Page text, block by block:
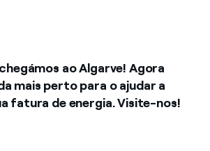
ao Algarve! Agora
mais perto para o ajudar a
fatura de energia. Visite-nos!